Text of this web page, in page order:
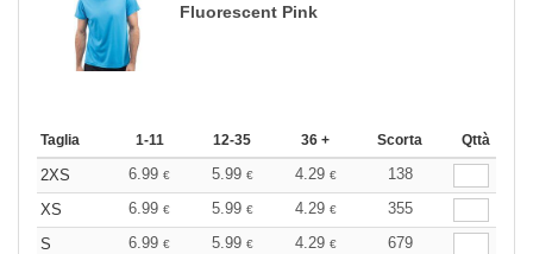
Fluorescent Pink
Taglia 1-11 12-35 36 + Scorta Qttà
2XS 6.99 € 5.99 € 4.29 €
138
XS
6.99 € 5.99 € 4.29 €
355
S
6.99 € 5.99 € 4.29 €
679